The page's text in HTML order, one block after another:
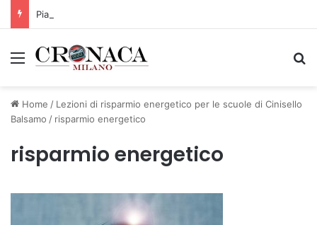
Piano straordinario casa, aperti concorsi internazionali
Menu
Home / Lezioni di risparmio energetico per le scuole di Cinisello
Balsamo / risparmio energetico
risparmio energetico